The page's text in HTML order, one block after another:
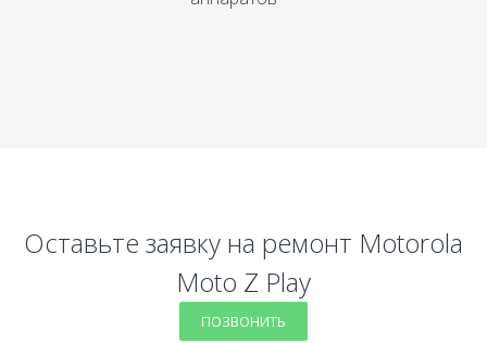
Оставьте заявку на ремонт Motorola
Moto Z Play
ПОЗВОНИТЬ